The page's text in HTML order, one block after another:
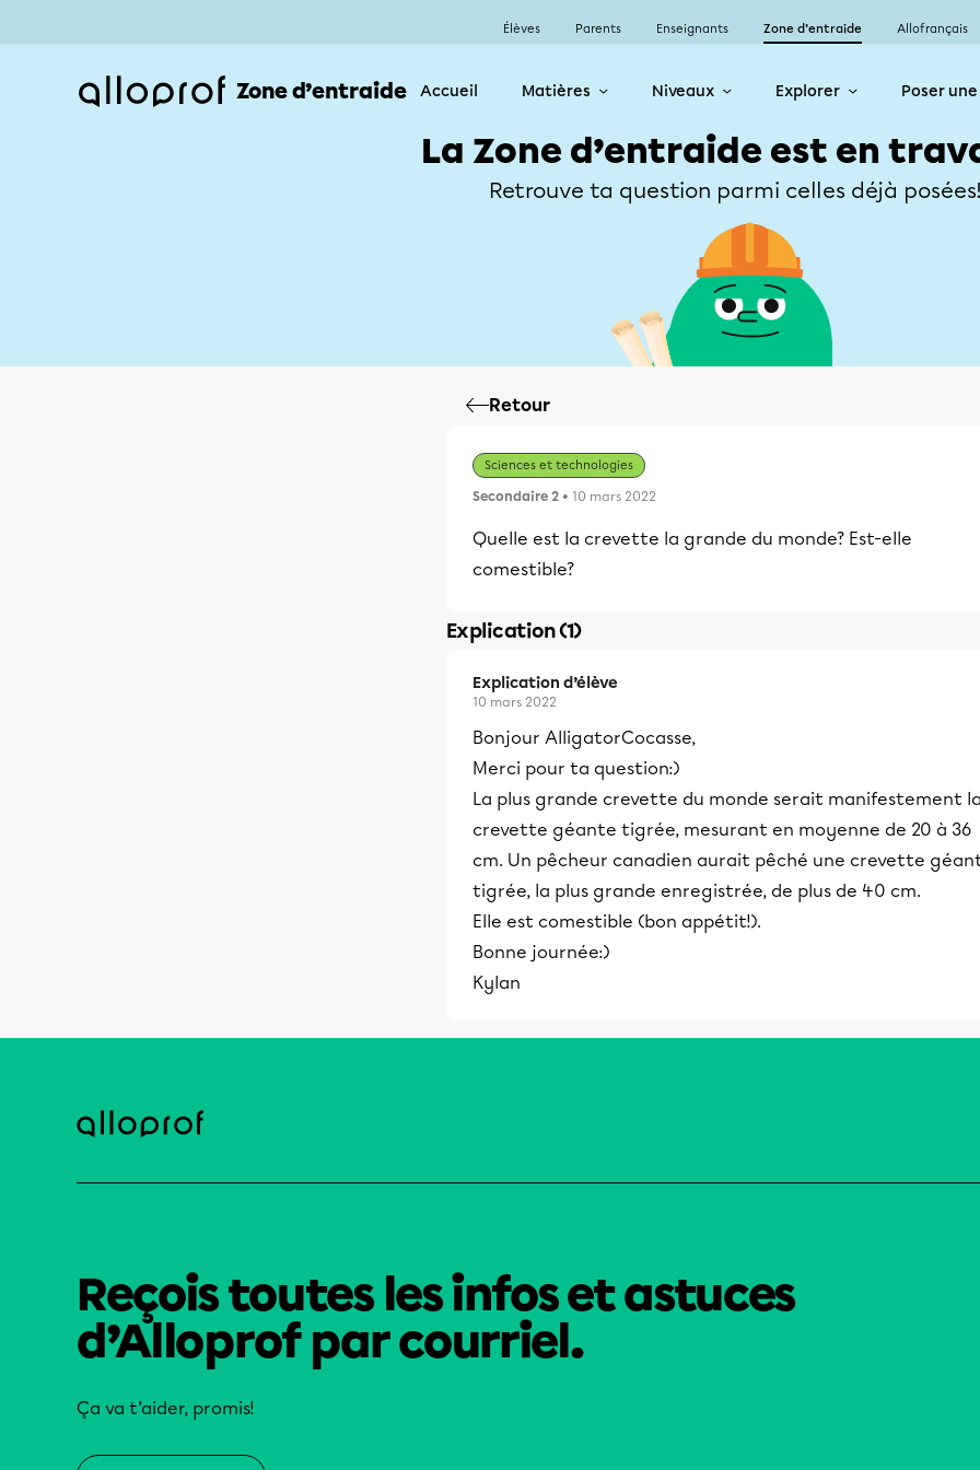
Élèves Parents Enseignants Zone d’entraide Allofrançais
Zone d’entraide Accueil Matières Niveaux Explorer Poser
La Zone d’entraide est en
Retrouve ta question parmi celles déjà
Retour
Sciences et technologies
Secondaire 2 • 10 mars 2022
Quelle est la crevette la grande du monde? Est-elle
comestible?
Explication (1)
Explication d’élève
10 mars 2022
Bonjour AlligatorCocasse,
Merci pour ta question:)
La plus grande crevette du monde serait manifestement
crevette géante tigrée, mesurant en moyenne de 20 à 36
cm. Un pêcheur canadien aurait pêché une crevette
tigrée, la plus grande enregistrée, de plus de 40 cm.
Elle est comestible (bon appétit!).
Bonne journée:)
Kylan
Reçois toutes les infos et astuces
d’Alloprof par courriel.
Ça va t’aider, promis!